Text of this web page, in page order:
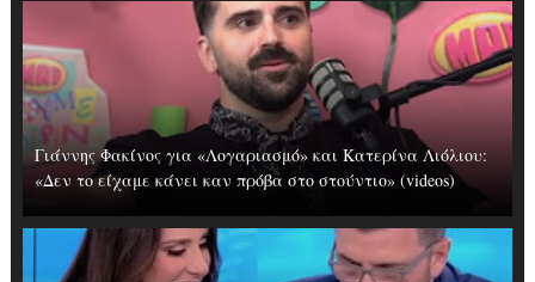
Γιάννης Φακίνος για «Λογαριασμό» και Κατερίνα Λιόλιου:
«Δεν το είχαμε κάνει καν πρόβα στο στούντιο» (videos)